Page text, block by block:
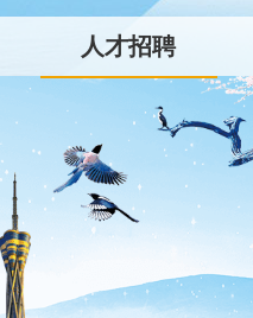
人才招聘